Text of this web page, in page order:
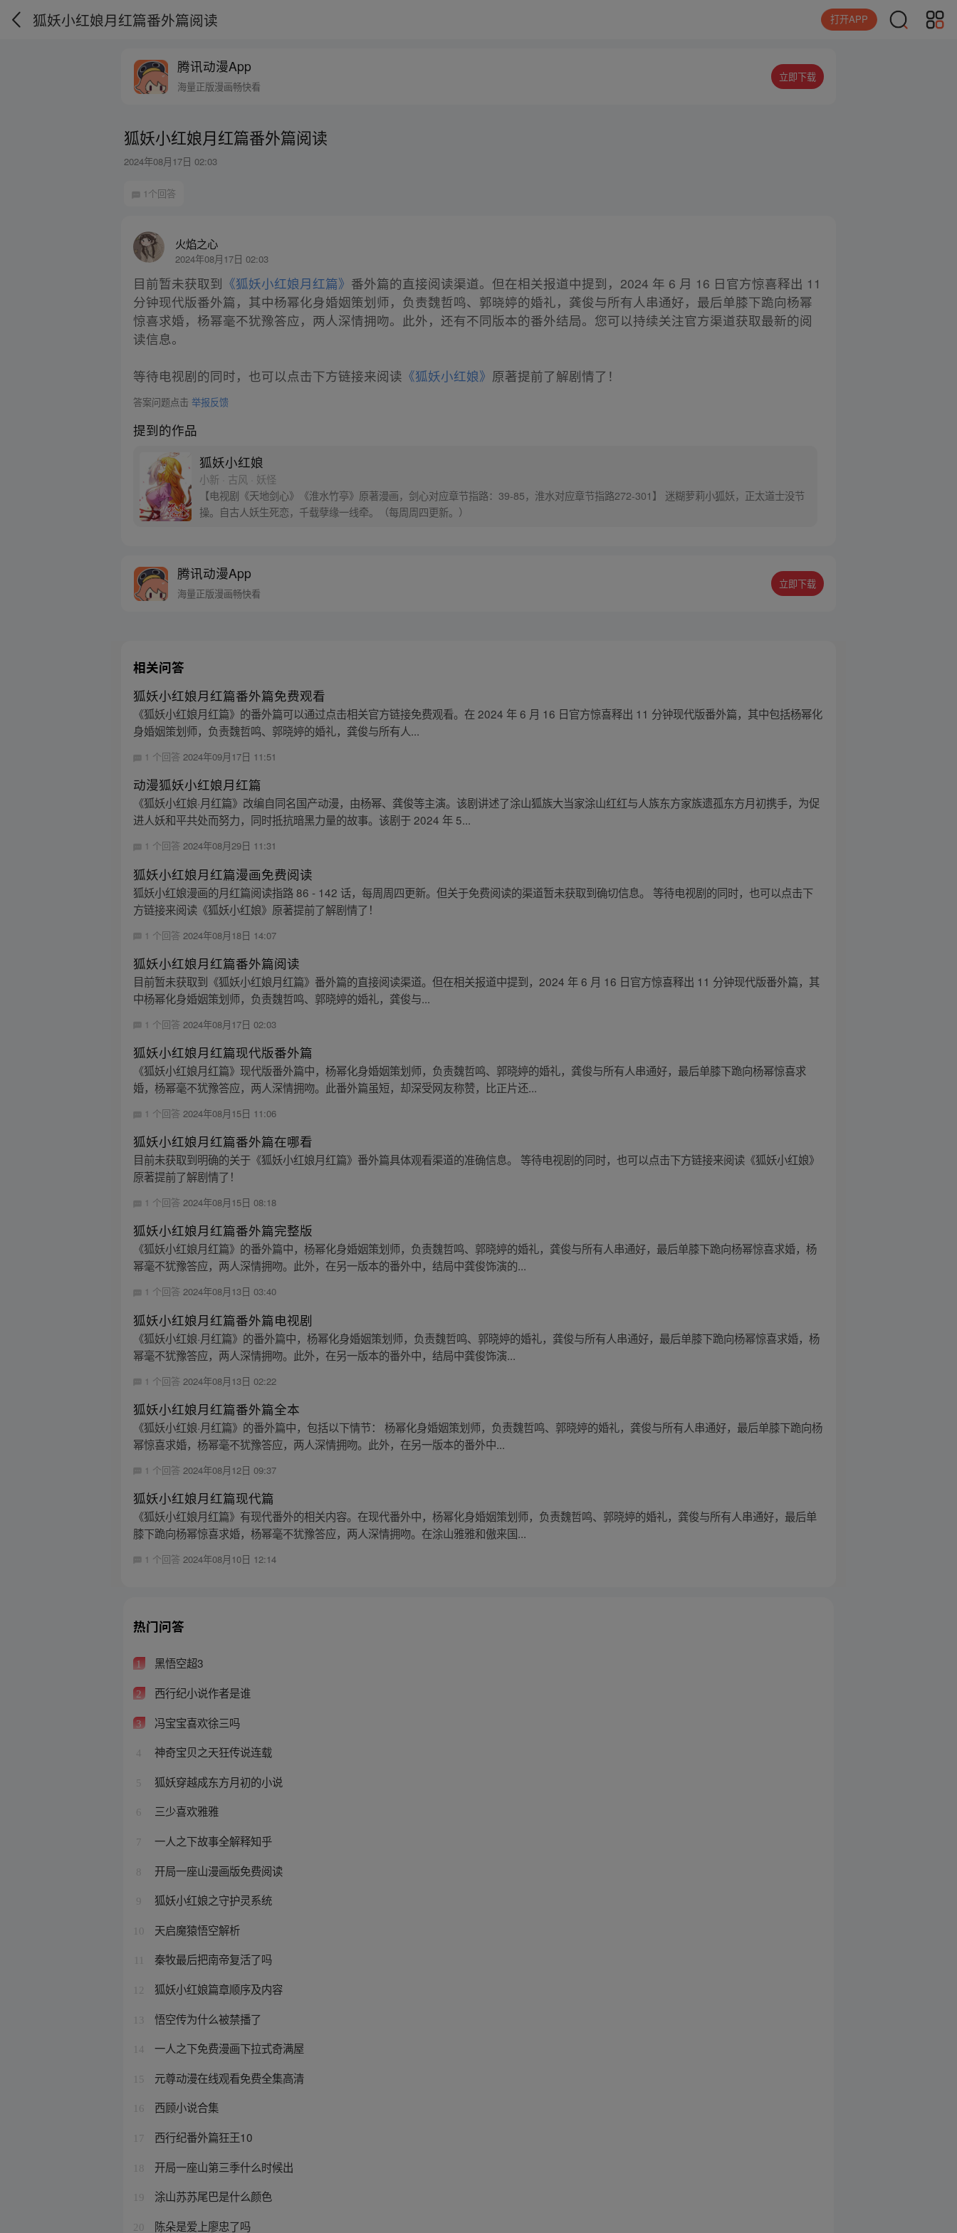
狐妖小红娘月红篇番外篇阅读 打开APP
腾讯动漫App
海量正版漫画畅快看
立即下载
狐妖小红娘月红篇番外篇阅读
2024年08月17日 02:03
1个回答
火焰之心
2024年08月17日 02:03
目前暂未获取到 《狐妖小红娘月红篇》 番外篇的直接阅读渠道。但在相关报道中提到，2024 年 6 月 16 日官方惊喜释出 11
分钟现代版番外篇，其中杨幂化身婚姻策划师，负责魏哲鸣、郭晓婷的婚礼，龚俊与所有人串通好，最后单膝下跪向杨幂
惊喜求婚，杨幂毫不犹豫答应，两人深情拥吻。此外，还有不同版本的番外结局。您可以持续关注官方渠道获取最新的阅
读信息。
等待电视剧的同时，也可以点击下方链接来阅读 《狐妖小红娘》 原著提前了解剧情了！
答案问题点击举报反馈
提到的作品
狐妖小红娘
小新 · 古风 · 妖怪
【电视剧《天地剑心》《淮水竹亭》原著漫画，剑心对应章节指路：39-85，淮水对应章节指路272-301】 迷糊萝莉小狐妖，正太道士没节
操。自古人妖生死恋，千载孽缘一线牵。（每周周四更新。）
腾讯动漫App
海量正版漫画畅快看
立即下载
相关问答
狐妖小红娘月红篇番外篇免费观看
《狐妖小红娘月红篇》的番外篇可以通过点击相关官方链接免费观看。在 2024 年 6 月 16 日官方惊喜释出 11 分钟现代版番外篇，其中包括杨幂化
身婚姻策划师，负责魏哲鸣、郭晓婷的婚礼，龚俊与所有人...
1 个回答2024年09月17日 11:51
动漫狐妖小红娘月红篇
《狐妖小红娘·月红篇》改编自同名国产动漫，由杨幂、龚俊等主演。该剧讲述了涂山狐族大当家涂山红红与人族东方家族遗孤东方月初携手，为促
进人妖和平共处而努力，同时抵抗暗黑力量的故事。该剧于 2024 年 5...
1 个回答2024年08月29日 11:31
狐妖小红娘月红篇漫画免费阅读
狐妖小红娘漫画的月红篇阅读指路 86 - 142 话，每周周四更新。但关于免费阅读的渠道暂未获取到确切信息。 等待电视剧的同时，也可以点击下
方链接来阅读《狐妖小红娘》原著提前了解剧情了！
1 个回答 2024年08月18日 14:07
狐妖小红娘月红篇番外篇阅读
目前暂未获取到《狐妖小红娘月红篇》番外篇的直接阅读渠道。但在相关报道中提到，2024 年 6 月 16 日官方惊喜释出 11 分钟现代版番外篇，其
中杨幂化身婚姻策划师，负责魏哲鸣、郭晓婷的婚礼，龚俊与...
1 个回答 2024年08月17日 02:03
狐妖小红娘月红篇现代版番外篇
《狐妖小红娘月红篇》现代版番外篇中，杨幂化身婚姻策划师，负责魏哲鸣、郭晓婷的婚礼，龚俊与所有人串通好，最后单膝下跪向杨幂惊喜求
婚，杨幂毫不犹豫答应，两人深情拥吻。此番外篇虽短，却深受网友称赞，比正片还...
1 个回答2024年08月15日 11:06
狐妖小红娘月红篇番外篇在哪看
目前未获取到明确的关于《狐妖小红娘月红篇》番外篇具体观看渠道的准确信息。 等待电视剧的同时，也可以点击下方链接来阅读《狐妖小红娘》
原著提前了解剧情了！
1 个回答2024年08月15日 08:18
狐妖小红娘月红篇番外篇完整版
《狐妖小红娘月红篇》的番外篇中，杨幂化身婚姻策划师，负责魏哲鸣、郭晓婷的婚礼，龚俊与所有人串通好，最后单膝下跪向杨幂惊喜求婚，杨
幂毫不犹豫答应，两人深情拥吻。此外，在另一版本的番外中，结局中龚俊饰演的...
1 个回答2024年08月13日 03:40
狐妖小红娘月红篇番外篇电视剧
《狐妖小红娘·月红篇》的番外篇中，杨幂化身婚姻策划师，负责魏哲鸣、郭晓婷的婚礼，龚俊与所有人串通好，最后单膝下跪向杨幂惊喜求婚，杨
幂毫不犹豫答应，两人深情拥吻。此外，在另一版本的番外中，结局中龚俊饰演...
1 个回答 2024年08月13日 02:22
狐妖小红娘月红篇番外篇全本
《狐妖小红娘·月红篇》的番外篇中，包括以下情节： 杨幂化身婚姻策划师，负责魏哲鸣、郭晓婷的婚礼，龚俊与所有人串通好，最后单膝下跪向杨
幂惊喜求婚，杨幂毫不犹豫答应，两人深情拥吻。此外，在另一版本的番外中...
1 个回答 2024年08月12日 09:37
狐妖小红娘月红篇现代篇
《狐妖小红娘月红篇》有现代番外的相关内容。在现代番外中，杨幂化身婚姻策划师，负责魏哲鸣、郭晓婷的婚礼，龚俊与所有人串通好，最后单
膝下跪向杨幂惊喜求婚，杨幂毫不犹豫答应，两人深情拥吻。在涂山雅雅和傲来国...
1 个回答2024年08月10日 12:14
热门问答
1 黑悟空超3
2 西行纪小说作者是谁
3 冯宝宝喜欢徐三吗
4 神奇宝贝之天狂传说连载
5 狐妖穿越成东方月初的小说
6 三少喜欢雅雅
7 一人之下故事全解释知乎
8 开局一座山漫画版免费阅读
9 狐妖小红娘之守护灵系统
10 天启魔猿悟空解析
秦牧最后把南帝复活了吗
12 狐妖小红娘篇章顺序及内容
13 悟空传为什么被禁播了
14 一人之下免费漫画下拉式奇满屋
15 元尊动漫在线观看免费全集高清
16 西顾小说合集
17 西行纪番外篇狂王10
18 开局一座山第三季什么时候出
19 涂山苏苏尾巴是什么颜色
20 陈朵是爱上廖忠了吗